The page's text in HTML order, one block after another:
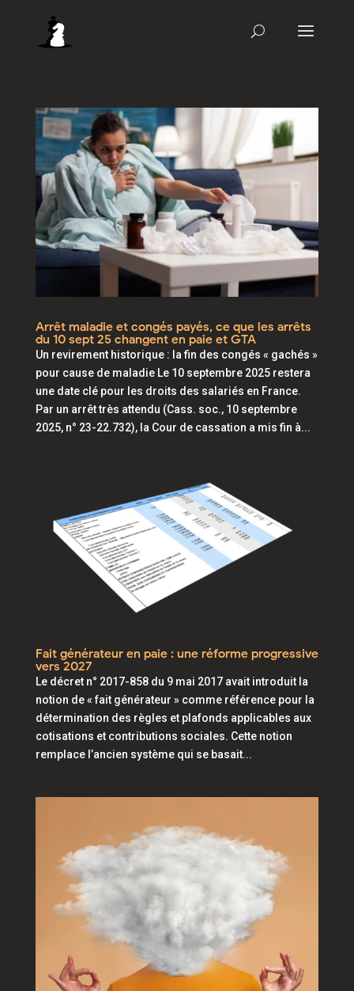
Arrêt maladie et congés payés, ce que les arrêts
du 10 sept 25 changent en paie et GTA
Un revirement historique : la fin des congés « gachés »
pour cause de maladie Le 10 septembre 2025 restera
une date clé pour les droits des salariés en France.
Par un arrêt très attendu (Cass. soc., 10 septembre
2025, n° 23-22.732), la Cour de cassation a mis fin à...
Fait générateur en paie : une réforme progressive
vers 2027
Le décret n° 2017-858 du 9 mai 2017 avait introduit la
notion de « fait générateur » comme référence pour la
détermination des règles et plafonds applicables aux
cotisations et contributions sociales. Cette notion
remplace l’ancien système qui se basait...